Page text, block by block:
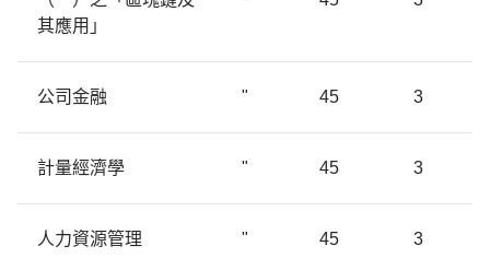
其應用」
公司金融 " 45 3
計量經濟學 " 45 3
人力資源管理 " 45 3